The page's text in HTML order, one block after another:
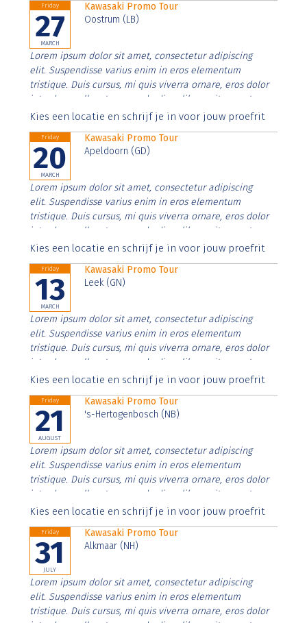
Friday
27
MARCH
Kawasaki Promo Tour
Oostrum (LB)
Lorem ipsum dolor sit amet, consectetur adipiscing
elit. Suspendisse varius enim in eros elementum
tristique. Duis cursus, mi quis viverra ornare, eros dolor
interdum nulla, ut commodo diam libero vitae erat.
Aenean faucibus nibh et justo cursus id rutrum lorem
Kies een locatie en schrijf je in voor jouw proefrit
Friday
20
MARCH
Kawasaki Promo Tour
Apeldoorn (GD)
Lorem ipsum dolor sit amet, consectetur adipiscing
elit. Suspendisse varius enim in eros elementum
tristique. Duis cursus, mi quis viverra ornare, eros dolor
interdum nulla, ut commodo diam libero vitae erat.
Aenean faucibus nibh et justo cursus id rutrum lorem
Kies een locatie en schrijf je in voor jouw proefrit
Friday
13
MARCH
Kawasaki Promo Tour
Leek (GN)
Lorem ipsum dolor sit amet, consectetur adipiscing
elit. Suspendisse varius enim in eros elementum
tristique. Duis cursus, mi quis viverra ornare, eros dolor
interdum nulla, ut commodo diam libero vitae erat.
Aenean faucibus nibh et justo cursus id rutrum lorem
Kies een locatie en schrijf je in voor jouw proefrit
Friday
21
AUGUST
Kawasaki Promo Tour
's-Hertogenbosch (NB)
Lorem ipsum dolor sit amet, consectetur adipiscing
elit. Suspendisse varius enim in eros elementum
tristique. Duis cursus, mi quis viverra ornare, eros dolor
interdum nulla, ut commodo diam libero vitae erat.
Aenean faucibus nibh et justo cursus id rutrum lorem
Kies een locatie en schrijf je in voor jouw proefrit
Friday
31
JULY
Kawasaki Promo Tour
Alkmaar (NH)
Lorem ipsum dolor sit amet, consectetur adipiscing
elit. Suspendisse varius enim in eros elementum
tristique. Duis cursus, mi quis viverra ornare, eros dolor
interdum nulla, ut commodo diam libero vitae erat.